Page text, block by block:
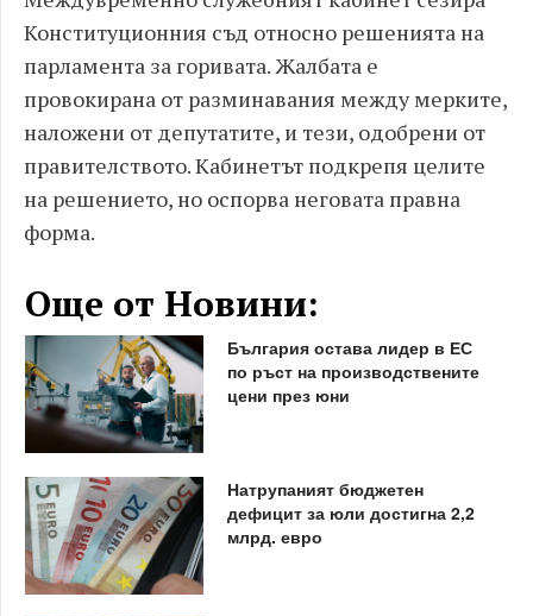
Конституционния съд относно решенията на
парламента за горивата. Жалбата е
провокирана от разминавания между мерките,
наложени от депутатите, и тези, одобрени от
правителството. Кабинетът подкрепя целите
на решението, но оспорва неговата правна
форма.
Още от Новини:
България остава лидер в ЕС
по ръст на производствените
цени през юни
Натрупаният бюджетен
дефицит за юли достигна 2,2
млрд. евро